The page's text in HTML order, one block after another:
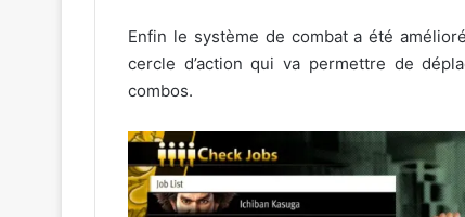
Enfin le système de combat a été
cercle d’action qui va permettre de
combos.